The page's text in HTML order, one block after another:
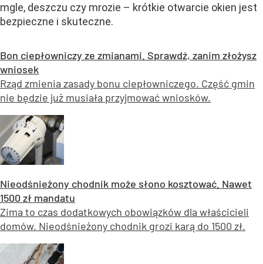
mgle, deszczu czy mrozie – krótkie otwarcie okien jest
bezpieczne i skuteczne.
Bon ciepłowniczy ze zmianami. Sprawdź, zanim złożysz
wniosek
Rząd zmienia zasady bonu ciepłowniczego. Część gmin
nie będzie już musiała przyjmować wniosków.
Nieodśnieżony chodnik może słono kosztować. Nawet
1500 zł mandatu
Zima to czas dodatkowych obowiązków dla właścicieli
domów. Nieodśnieżony chodnik grozi karą do 1500 zł.